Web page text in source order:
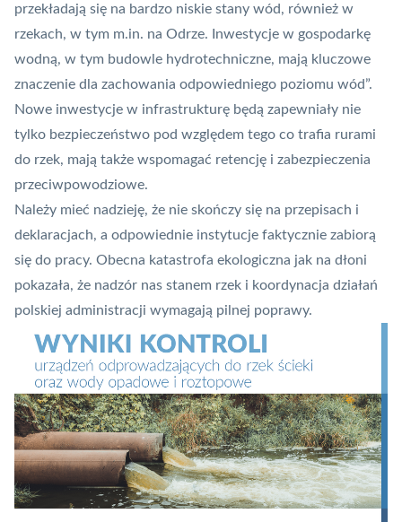
przekładają się na bardzo niskie stany wód, również w
rzekach, w tym m.in. na Odrze. Inwestycje w gospodarkę
wodną, w tym budowle hydrotechniczne, mają kluczowe
znaczenie dla zachowania odpowiedniego poziomu wód”.
Nowe inwestycje w infrastrukturę będą zapewniały nie
tylko bezpieczeństwo pod względem tego co trafia rurami
do rzek, mają także wspomagać retencję i zabezpieczenia
przeciwpowodziowe.
Należy mieć nadzieję, że nie skończy się na przepisach i
deklaracjach, a odpowiednie instytucje faktycznie zabiorą
się do pracy. Obecna katastrofa ekologiczna jak na dłoni
pokazała, że nadzór nas stanem rzek i koordynacja działań
polskiej administracji wymagają pilnej poprawy.